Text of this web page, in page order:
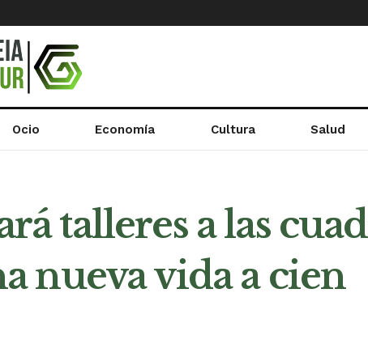
Ocio Economía Cultura Salud
talleres a las
nueva vida a cien